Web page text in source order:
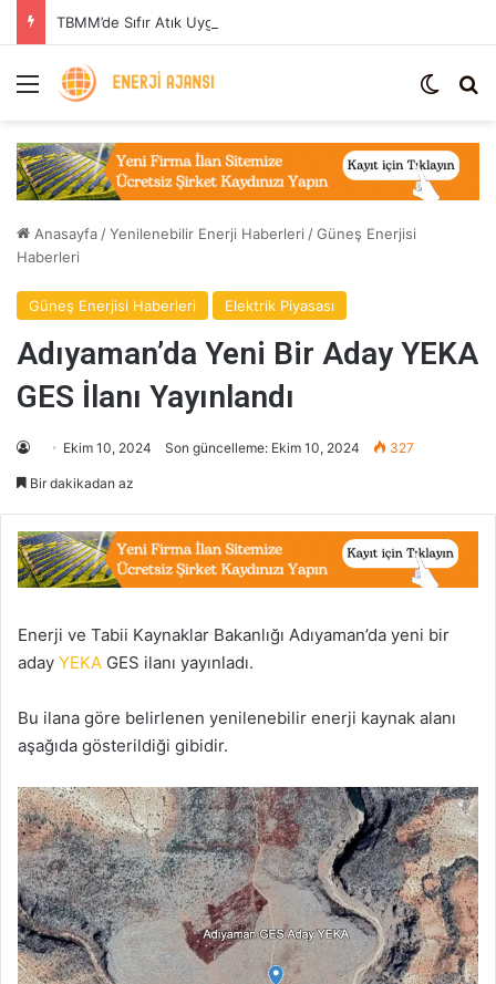
Menü Dış
Anasayfa /Yenilenebilir Enerji Haberleri /Güneş Enerjisi
Haberleri
Güneş Enerjisi Haberleri Elektrik Piyasası
Adıyaman’da Yeni Bir Aday YEKA
GES İlanı Yayınlandı
Ekim 10, 2024 Son güncelleme: Ekim 10, 2024 327
Bir dakikadan az
Enerji ve Tabii Kaynaklar Bakanlığı Adıyaman’da yeni bir
aday YEKA GES ilanı yayınladı.
Bu ilana göre belirlenen yenilenebilir enerji kaynak alanı
aşağıda gösterildiği gibidir.